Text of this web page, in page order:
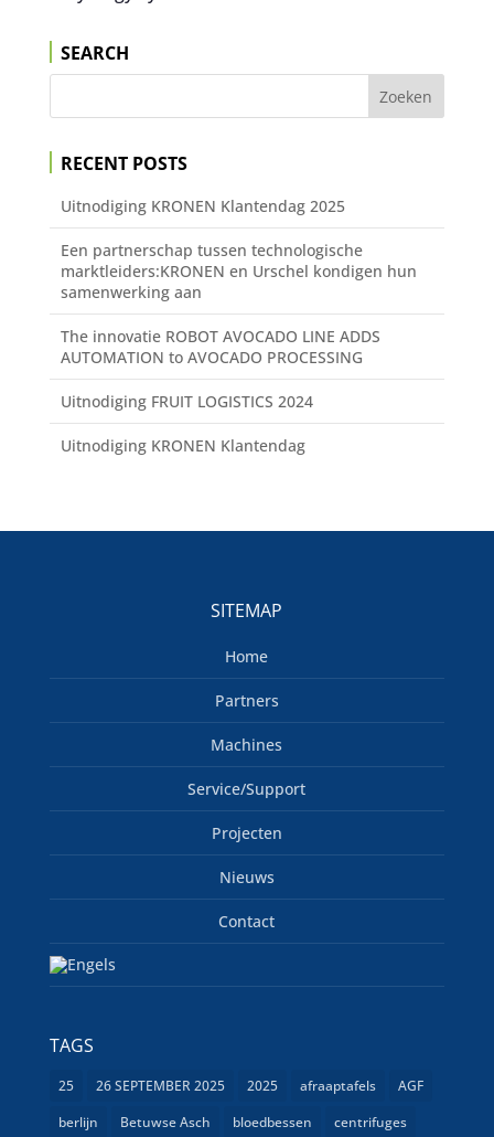
SEARCH
RECENT POSTS
Uitnodiging KRONEN Klantendag 2025
Een partnerschap tussen technologische
marktleiders:KRONEN en Urschel kondigen hun
samenwerking aan
The innovatie ROBOT AVOCADO LINE ADDS
AUTOMATION to AVOCADO PROCESSING
Uitnodiging FRUIT LOGISTICS 2024
Uitnodiging KRONEN Klantendag
SITEMAP
Home
Partners
Machines
Service/Support
Projecten
Nieuws
Contact
TAGS
25 26 SEPTEMBER 2025 2025 afraaptafels
AGF
berlijn
Betuwse Asch bloedbessen
centrifuges